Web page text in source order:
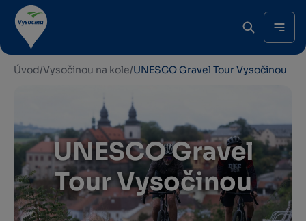
Úvod/Vysočinou na kole/UNESCO Gravel Tour Vysočinou
UNESCO Gravel
Tour Vysočinou